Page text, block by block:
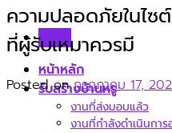
Menu
หน้าหลัก
รับสร้างบ้านหรู
งานที่ส่งมอบแล้ว
งานที่กำลังดำเนินกา
ความปลอดภัยในไซ
ที่ผู้รับเหมาควรมี
Posted onกรกฎาคม 17,